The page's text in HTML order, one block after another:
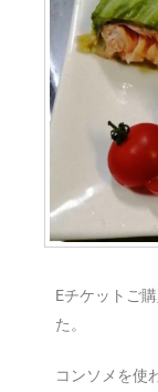
Eチケットご
た。
コンソメを使